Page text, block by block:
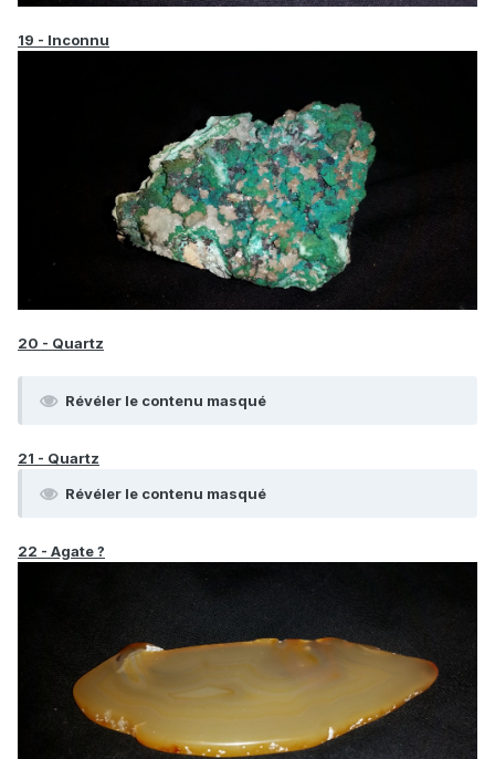
19 - Inconnu
20 - Quartz
Révéler le contenu masqué
21 - Quartz
Révéler le contenu masqué
22 - Agate ?